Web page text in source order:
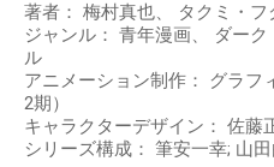
著者： 梅村真也、 タクミ・フ
ジャンル： 青年漫画、 ダー
ル
アニメーション制作： グラフ
2期）
キャラクターデザイン： 佐藤
シリーズ構成： 筆安一幸; 山田